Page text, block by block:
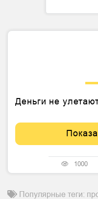
Деньги не
1000
Популярные теги: